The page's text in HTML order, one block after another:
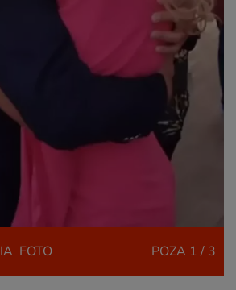
FOTO POZA 1 / 3